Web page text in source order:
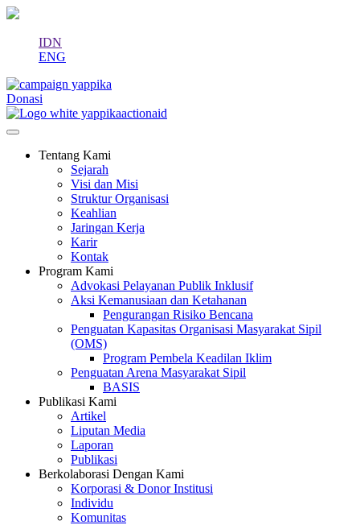
IDN
ENG
Donasi
Tentang Kami
Sejarah
Visi dan Misi
Struktur Organisasi
Keahlian
Jaringan Kerja
Karir
Kontak
Program Kami
Advokasi Pelayanan Publik Inklusif
Aksi Kemanusiaan dan Ketahanan
Pengurangan Risiko Bencana
Penguatan Kapasitas Organisasi Masyarakat Sipil
(OMS)
Program Pembela Keadilan Iklim
Penguatan Arena Masyarakat Sipil
BASIS
Publikasi Kami
Artikel
Liputan Media
Laporan
Publikasi
Berkolaborasi Dengan Kami
Korporasi & Donor Institusi
Individu
Komunitas